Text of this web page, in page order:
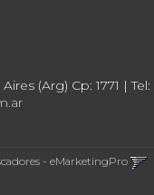
(Arg) Cp: 1771 | Tel:
- eMarketingPro